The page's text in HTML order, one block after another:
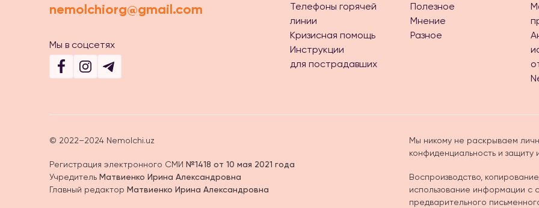
nemolchiorg@gmail.com
Мы в соцсетях
Телефоны горячей
линии
Кризисная помощь
Инструкции
для пострадавших
Полезное
Мнение
Разное
© 2022–2024 Nemolchi.uz
Регистрация электронного СМИ №1418 от 10 мая 2021 года
Учредитель Матвиенко Ирина Александровна
Главный редактор Матвиенко Ирина Александровна
Мы никому не раскрываем
конфиденциальность и
Воспроизводство,
использование информации с
предварительного